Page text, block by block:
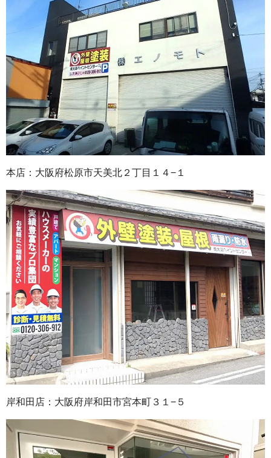
本店：大阪府松原市天美北２丁目１４−１
岸和田店：大阪府岸和田市宮本町３１−５